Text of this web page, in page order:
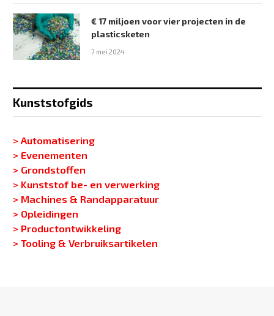
€ 17 miljoen voor vier projecten in de
plasticsketen
7 mei 2024
Kunststofgids
> Automatisering
> Evenementen
> Grondstoffen
> Kunststof be- en verwerking
> Machines & Randapparatuur
> Opleidingen
> Productontwikkeling
> Tooling & Verbruiksartikelen